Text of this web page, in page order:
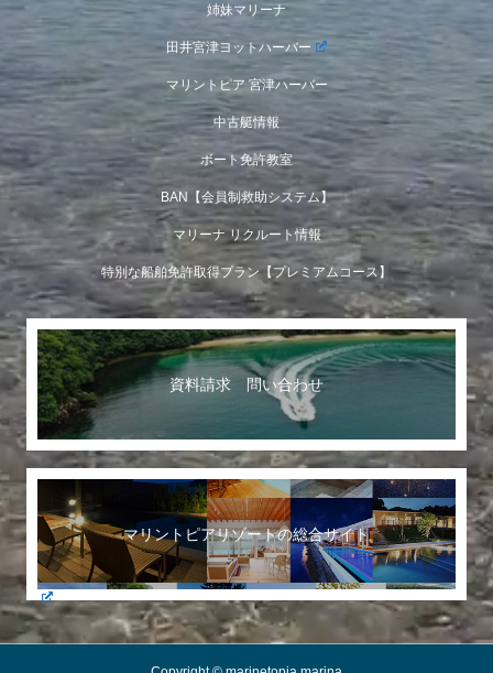
姉妹マリーナ
田井宮津ヨットハーバー
マリントピア 宮津ハーバー
中古艇情報
ボート免許教室
BAN【会員制救助システム】
マリーナ リクルート情報
特別な船舶免許取得プラン【プレミアムコース】
資料請求 問い合わせ
マリントピアリゾートの総合サイト